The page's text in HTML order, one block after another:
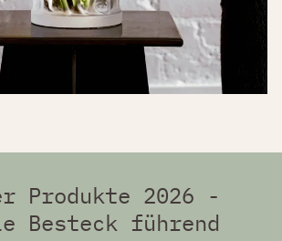
Produkte 2026 -
Besteck führend